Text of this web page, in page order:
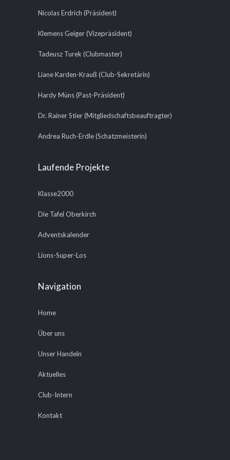
Nicolas Erdrich (Präsident)
Klemens Geiger (Vizepräsident)
Tadeusz Turek (Clubmaster)
Liane Karden-Krauß (Club-Sekretärin)
Hardy Müns (Past-Präsident)
Dr. Rainer Stier (Mitgliedschaftsbeauftragter)
Andrea Ruch-Erdle (Schatzmeisterin)
Laufende Projekte
Klasse2000
Die Tafel Oberkirch
Adventskalender
Lions-Super-Los
Navigation
Home
Über uns
Unser Handeln
Aktuelles
Club-Intern
Kontakt